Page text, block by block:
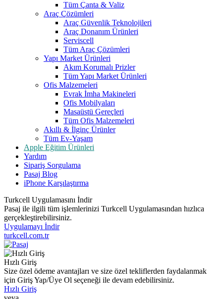
Tüm Çanta & Valiz
Araç Çözümleri
Araç Güvenlik Teknolojileri
Araç Donanım Ürünleri
Serviscell
Tüm Araç Çözümleri
Yapı Market Ürünleri
Akım Korumalı Prizler
Tüm Yapı Market Ürünleri
Ofis Malzemeleri
Evrak İmha Makineleri
Ofis Mobilyaları
Masaüstü Gereçleri
Tüm Ofis Malzemeleri
Akıllı & İlginç Ürünler
Tüm Ev-Yaşam
Apple Eğitim Ürünleri
Yardım
Sipariş Sorgulama
Pasaj Blog
iPhone Karşılaştırma
Turkcell Uygulamasını İndir
Pasaj ile ilgili tüm işlemlerinizi Turkcell Uygulamasından hızlıca
gerçekleştirebilirsiniz.
Uygulamayı İndir
turkcell.com.tr
Hızlı Giriş
Size özel ödeme avantajları ve size özel tekliflerden faydalanmak
için Giriş Yap/Üye Ol seçeneği ile devam edebilirsiniz.
Hızlı Giriş